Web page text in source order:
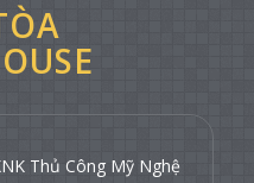
Thủ Công Mỹ Nghệ